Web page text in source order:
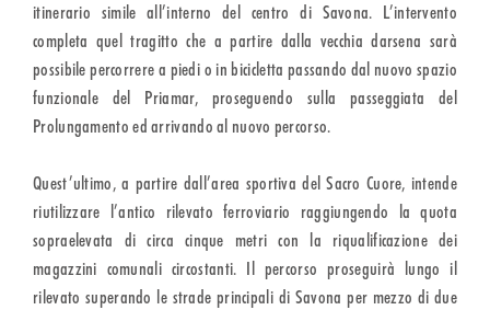
itinerario simile all’interno del centro di Savona. L’intervento
completa quel tragitto che a partire dalla vecchia darsena sarà
possibile percorrere a piedi o in bicicletta passando dal nuovo spazio
funzionale del Priamar, proseguendo sulla passeggiata del
Prolungamento ed arrivando al nuovo percorso.
Quest’ultimo, a partire dall’area sportiva del Sacro Cuore, intende
riutilizzare l’antico rilevato ferroviario raggiungendo la quota
sopraelevata di circa cinque metri con la riqualificazione dei
magazzini comunali circostanti. Il percorso proseguirà lungo il
rilevato superando le strade principali di Savona per mezzo di due